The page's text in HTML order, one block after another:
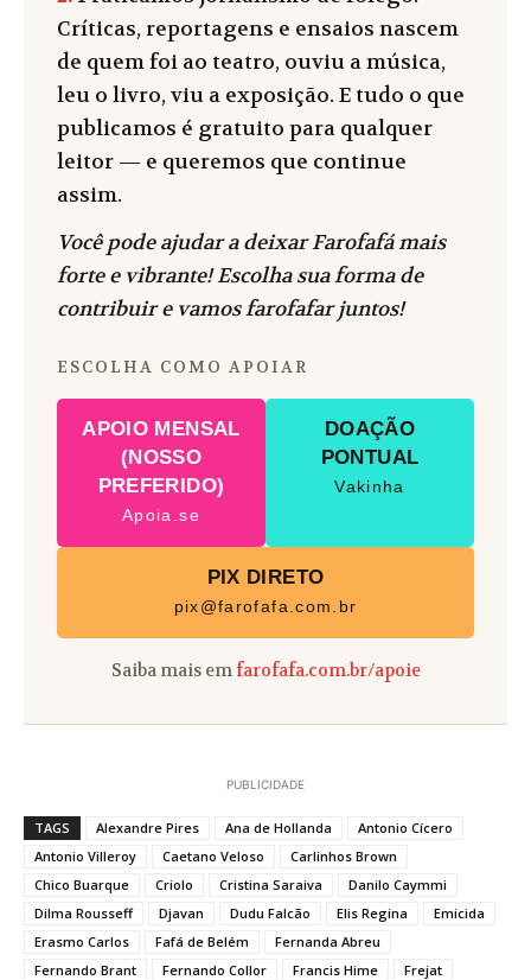
Críticas, reportagens e ensaios nascem
de quem foi ao teatro, ouviu a música,
leu o livro, viu a exposição. E tudo o que
publicamos é gratuito para qualquer
leitor — e queremos que continue
assim.
Você pode ajudar a deixar Farofafá mais
forte e vibrante! Escolha sua forma de
contribuir e vamos farofafar juntos!
ESCOLHA COMO APOIAR
APOIO MENSAL
(NOSSO
PREFERIDO)
Apoia.se
DOAÇÃO
PONTUAL
Vakinha
PIX DIRETO
pix@farofafa.com.br
Saiba mais emfarofafa.com.br/apoie
PUBLICIDADE
TAGS Alexandre Pires Ana de Hollanda
Antonio Cícero
Antonio Villeroy
Caetano Veloso
Carlinhos Brown
Chico Buarque
Criolo Cristina Saraiva
Danilo Caymmi
Dilma Rousseff
Djavan Dudu Falcão Elis Regina
Emicida
Erasmo Carlos
Fafá de Belém
Fernanda Abreu
Fernando Brant
Fernando Collor Francis Hime
Frejat